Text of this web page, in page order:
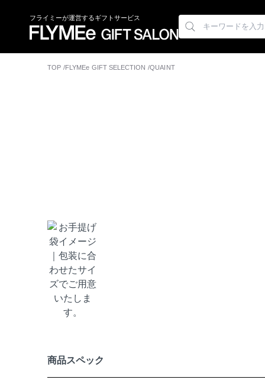
フライミーが運営するギフトサービス
TOP FLYMEe GIFT SELECTION QUAINT
商品スペック